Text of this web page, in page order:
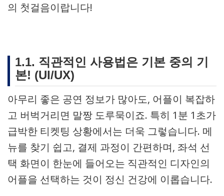
의 첫걸음이랍니다!
1.1. 직관적인 사용법은 기본 중의 기
본! (UI/UX)
아무리 좋은 공연 정보가 많아도, 어플이 복잡하
고 버벅거리면 말짱 도루묵이죠. 특히 1분 1초가
급박한 티켓팅 상황에서는 더욱 그렇습니다. 메
뉴를 찾기 쉽고, 결제 과정이 간편하며, 좌석 선
택 화면이 한눈에 들어오는 직관적인 디자인의
어플을 선택하는 것이 정신 건강에 이롭습니다.